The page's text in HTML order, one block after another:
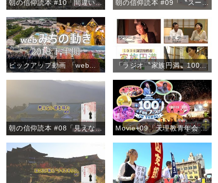
朝の信仰読本 #10「間違い電話を喜ぶ心」 朝の信仰読本 #09「〝スーちゃん〟から学んだおたすけの心」
ピックアップ動画 「webみちの動き 2018下半期」 「ラジオ〝家族円満〟1000回放送記念『朝、新たな出会いを』」
朝の信仰読本 #08「見えない徳を積む」 Movie+09「天理教青年会 100フェス！」